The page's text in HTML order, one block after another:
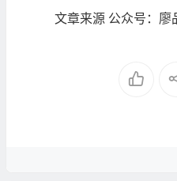
文章来源 公众号：廖